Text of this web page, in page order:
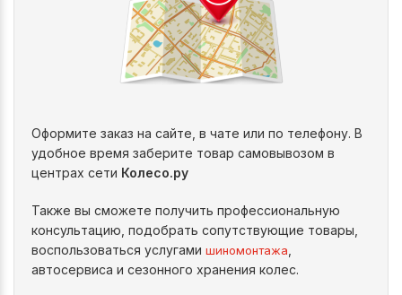
Оформите заказ на сайте, в чате или по телефону. В
удобное время заберите товар самовывозом в
центрах сети Колесо.ру
Также вы сможете получить профессиональную
консультацию, подобрать сопутствующие товары,
воспользоваться услугами шиномонтажа
автосервиса и сезонного хранения колес.